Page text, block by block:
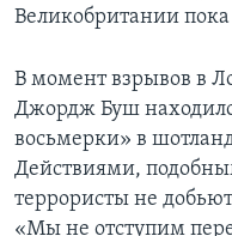
СОЦИАЛЬНЫЕ СЕТИ
Языки
Великобритании
В момент взрывов в
Джордж Буш
восьмерки» в
Действиями,
террористы не
«Мы не отступим